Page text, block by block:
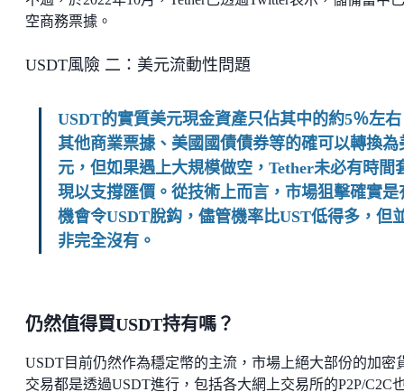
空商務票據。
USDT風險 二：美元流動性問題
USDT的實質美元現金資產只佔其中的約5％左
其他商業票據、美國國債債券等的確可以轉換為
元，但如果遇上大規模做空，Tether未必有時間
現以支撐匯價。從技術上而言，市場狙擊確實是
機會令USDT脫鈎，儘管機率比UST低得多，但
非完全沒有。
仍然值得買USDT持有嗎？
USDT目前仍然作為穩定幣的主流，市場上絕大部份的加密
交易都是透過USDT進行，包括各大網上交易所的P2P/C2C